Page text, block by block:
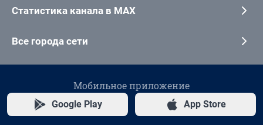
Статистика канала в MAX
Все города сети
Мобильное приложение
Google Play App Store